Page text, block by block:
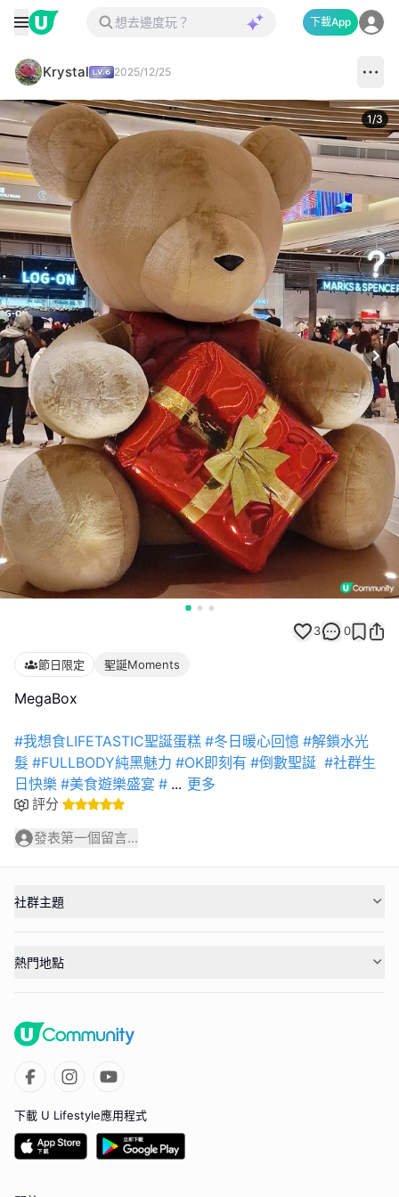
下載App
Krystal 2025/12/25
1/3
3 0
節日限定 聖誕Moments
MegaBox
#我想食LIFETASTIC聖誕蛋糕 #冬日暖心回憶 #解鎖水光
髮 #FULLBODY純黑魅力 #OK即刻有 #倒數聖誕 #社群生
日快樂 #美食遊樂盛宴 # ... 更多
評分
發表第一個留言...
社群主題
熱門地點
下載 U Lifestyle應用程式